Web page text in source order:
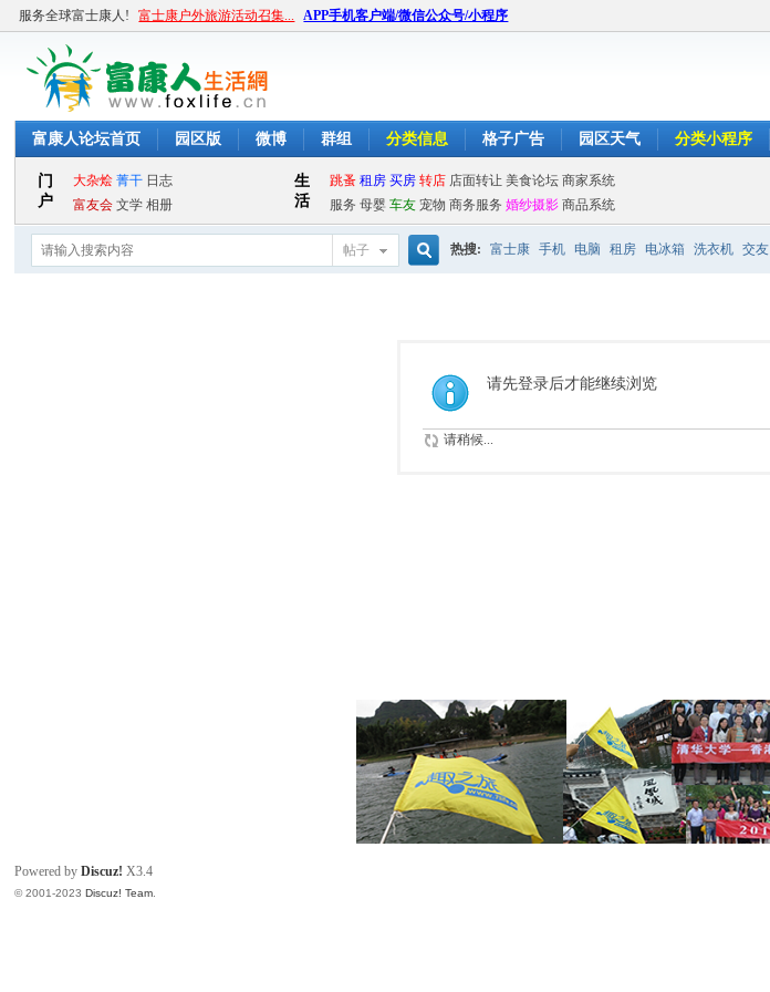
服务全球富士康人! 富士康户外旅游活动召集... APP手机客户端/微信公众号/小程序
富康人论坛首页 园区版 微博 群组 分类信息 格子广告 园区天气 分类小程序
帖子 热搜: 富士康 手机 电脑 租房 电冰箱 洗衣机 交友
请先登录后才能继续浏览
请稍候...
Powered byDiscuz! X3.4
© 2001-2023Discuz! Team